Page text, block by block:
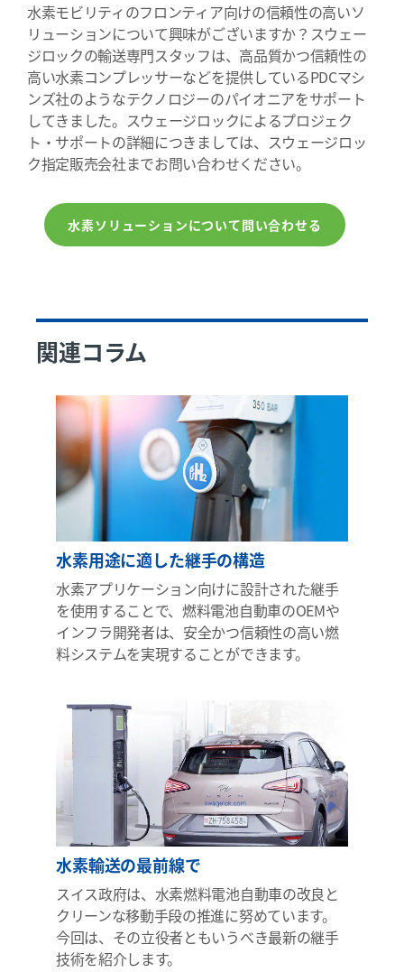
水素モビリティのフロンティア向けの信頼性の高いソ
リューションについて興味がございますか？スウェー
ジロックの輸送専門スタッフは、高品質かつ信頼性の
高い水素コンプレッサーなどを提供しているPDCマシ
ンズ社のようなテクノロジーのパイオニアをサポート
してきました。スウェージロックによるプロジェク
ト・サポートの詳細につきましては、スウェージロッ
ク指定販売会社までお問い合わせください。
水素ソリューションについて問い合わせる
関連コラム
水素用途に適した継手の構造
水素アプリケーション向けに設計された継手
を使用することで、燃料電池自動車のOEMや
インフラ開発者は、安全かつ信頼性の高い燃
料システムを実現することができます。
水素輸送の最前線で
スイス政府は、水素燃料電池自動車の改良と
クリーンな移動手段の推進に努めています。
今回は、その立役者ともいうべき最新の継手
技術を紹介します。